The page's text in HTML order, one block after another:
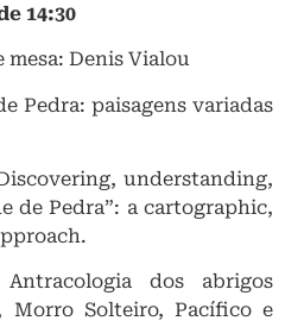
14:30
mesa: Denis Vialou
Pedra: paisagens variadas
understanding,
de Pedra”: a cartographic,
dos abrigos
Morro Solteiro, Pacífico e